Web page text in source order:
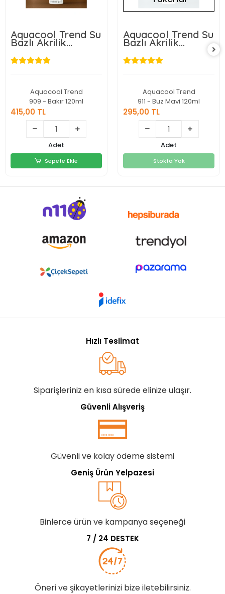
Aquacool Trend Su
Bazlı Akrilik
Dönüşüm Boyası
Metalik Renk 909
Bakır 120ml
Aquacool Trend
909 - Bakır 120ml
415,00 TL
415,00 TL
Sepete Ekle
Adet
Sepete Ekle
Aquacool Trend Su
Bazlı Akrilik
Dönüşüm Boyası
Metalik Renk 911
Buz Mavi 120ml
Aquacool Trend
911 - Buz Mavi 120ml
295,00 TL
295,00 TL
Stokta Yok
Adet
Stokta Yok
Hızlı Teslimat
Siparişleriniz en kısa sürede elinize ulaşır.
Güvenli Alışveriş
Güvenli ve kolay ödeme sistemi
Geniş Ürün Yelpazesi
Binlerce ürün ve kampanya seçeneği
7 / 24 DESTEK
Öneri ve şikayetlerinizi bize iletebilirsiniz.